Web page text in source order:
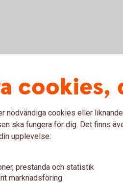
och betalningar? Kan jag göra
på nytt?
kvar under Framtida
cookies,
nödvändiga cookies eller
ska fungera för dig. Det finns
upplevelse:
prestanda och statistik
marknadsföring